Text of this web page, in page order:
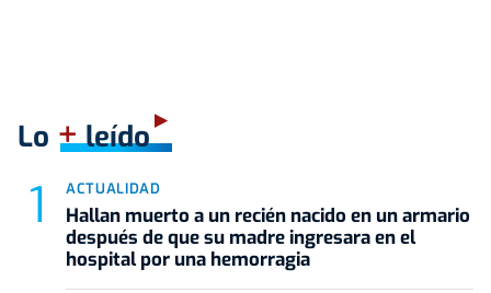
Lo +leído
ACTUALIDAD
Hallan muerto a un recién nacido en un armario
después de que su madre ingresara en el
hospital por una hemorragia